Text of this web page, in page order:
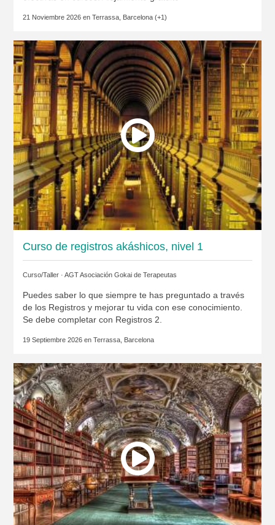
21 Noviembre 2026 en Terrassa, Barcelona(+1)
Curso de registros akáshicos, nivel 1
Curso/Taller · AGT Asociación Gokai de Terapeutas
Puedes saber lo que siempre te has preguntado a través
de los Registros y mejorar tu vida con ese conocimiento.
Se debe completar con Registros 2.
19 Septiembre 2026 en Terrassa, Barcelona